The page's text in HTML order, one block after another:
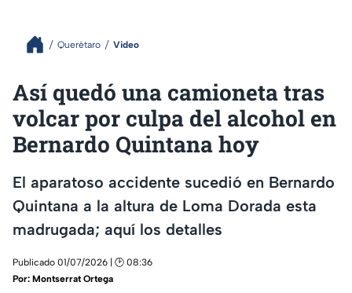
Querétaro Video
Así quedó una camioneta tras
volcar por culpa del alcohol en
Bernardo Quintana hoy
El aparatoso accidente sucedió en Bernardo
Quintana a la altura de Loma Dorada esta
madrugada; aquí los detalles
Publicado 01/07/2026 | 🕑 08:36
Por: Montserrat Ortega